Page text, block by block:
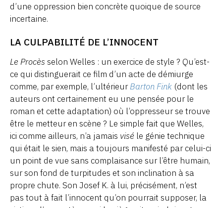
d’une oppression bien concrète quoique de source
incertaine.
LA CULPABILITÉ DE L’INNOCENT
Le Procès selon Welles : un exercice de style ? Qu’est-
ce qui distinguerait ce film d’un acte de démiurge
comme, par exemple, l’ultérieurBarton Fink (dont les
auteurs ont certainement eu une pensée pour le
roman et cette adaptation) où l’oppresseur se trouve
être le metteur en scène ? Le simple fait que Welles,
ici comme ailleurs, n’a jamais visé le génie technique
qui était le sien, mais a toujours manifesté par celui-ci
un point de vue sans complaisance sur l’être humain,
sur son fond de turpitudes et son inclination à sa
propre chute. Son Josef K. à lui, précisément, n’est
pas tout à fait l’innocent qu’on pourrait supposer, la